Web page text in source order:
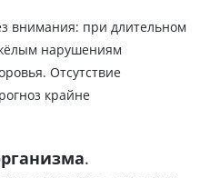
внимания: при длительном
нарушениям
Отсутствие
крайне
.